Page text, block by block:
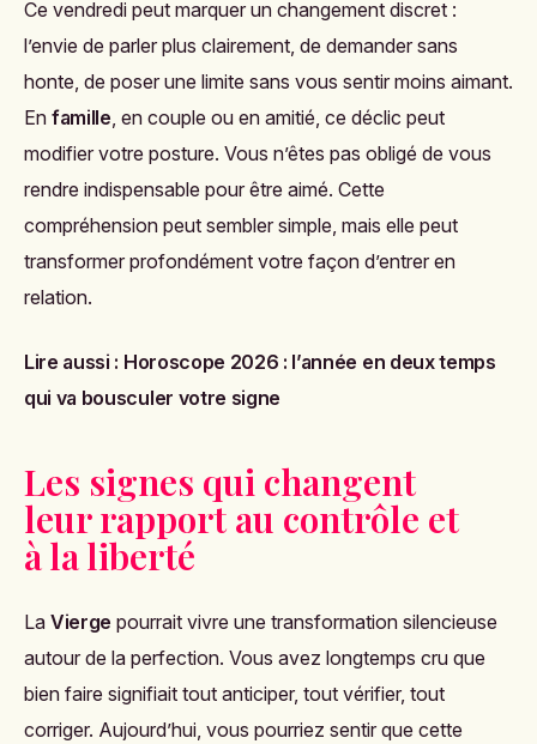
Ce vendredi peut marquer un changement discret :
l’envie de parler plus clairement, de demander sans
honte, de poser une limite sans vous sentir moins aimant.
En famille, en couple ou en amitié, ce déclic peut
modifier votre posture. Vous n’êtes pas obligé de vous
rendre indispensable pour être aimé. Cette
compréhension peut sembler simple, mais elle peut
transformer profondément votre façon d’entrer en
relation.
Lire aussi : Horoscope 2026 : l’année en deux temps
qui va bousculer votre signe
Les signes qui changent
leur rapport au contrôle et
à la liberté
La Vierge pourrait vivre une transformation silencieuse
autour de la perfection. Vous avez longtemps cru que
bien faire signifiait tout anticiper, tout vérifier, tout
corriger. Aujourd’hui, vous pourriez sentir que cette